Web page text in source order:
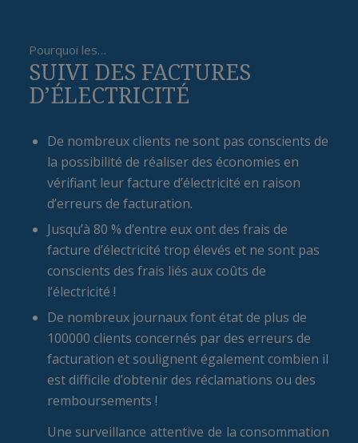
Pourquoi les…
SUIVI DES FACTURES
D’ÉLECTRICITÉ
De nombreux clients ne sont pas conscients de
la possibilité de réaliser des économies en
vérifiant leur facture d’électricité en raison
d’erreurs de facturation.
Jusqu’à 80 % d’entre eux ont des frais de
facture d’électricité trop élevés et ne sont pas
conscients des frais liés aux coûts de
l’électricité !
De nombreux journaux font état de plus de
100000 clients concernés par des erreurs de
facturation et soulignent également combien il
est difficile d’obtenir des réclamations ou des
remboursements !
Une surveillance attentive de la consommation